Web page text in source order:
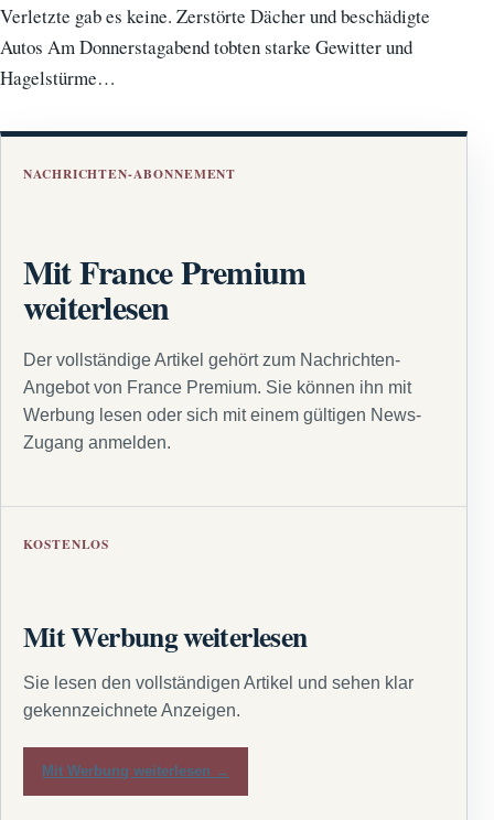
Verletzte gab es keine. Zerstörte Dächer und beschädigte
Autos Am Donnerstagabend tobten starke Gewitter und
Hagelstürme…
NACHRICHTEN-ABONNEMENT
Mit France Premium
weiterlesen
Der vollständige Artikel gehört zum Nachrichten-
Angebot von France Premium. Sie können ihn mit
Werbung lesen oder sich mit einem gültigen News-
Zugang anmelden.
KOSTENLOS
Mit Werbung weiterlesen
Sie lesen den vollständigen Artikel und sehen klar
gekennzeichnete Anzeigen.
Mit Werbung weiterlesen →